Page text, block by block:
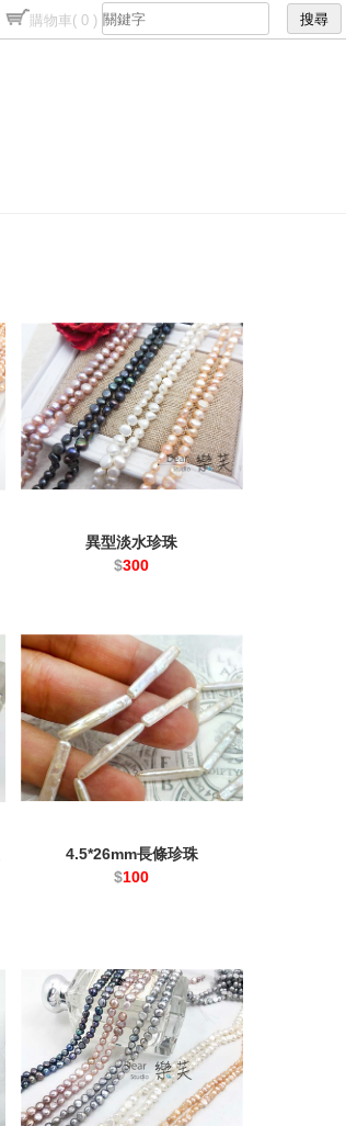
購物車( 0 )
異型淡水珍珠
$300
4.5*26mm長條珍珠
$100